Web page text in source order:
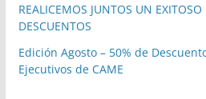
REALICEMOS JUNTOS UN
DESCUENTOS
Edición Agosto – 50% de
Ejecutivos de CAME